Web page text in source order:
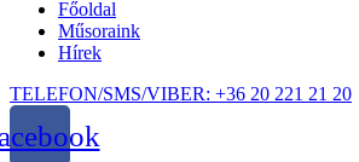
Főoldal
Műsoraink
Hírek
TELEFON/SMS/VIBER: +36 20 221 21 20